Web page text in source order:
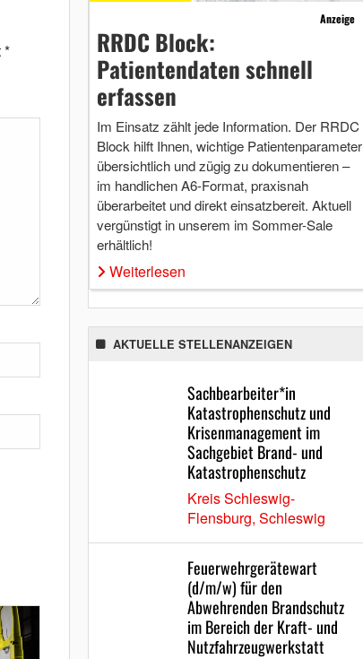
*
Anzeige
RRDC Block:
Patientendaten schnell
erfassen
Im Einsatz zählt jede Information. Der RRDC
Block hilft Ihnen, wichtige Patientenparameter
übersichtlich und zügig zu dokumentieren –
im handlichen A6-Format, praxisnah
überarbeitet und direkt einsatzbereit. Aktuell
vergünstigt in unserem im Sommer-Sale
erhältlich!
Weiterlesen
AKTUELLE STELLENANZEIGEN
Sachbearbeiter*in
Katastrophenschutz und
Krisenmanagement im
Sachgebiet Brand- und
Katastrophenschutz
Kreis Schleswig-
Flensburg, Schleswig
Feuerwehrgerätewart
(d/m/w) für den
Abwehrenden Brandschutz
im Bereich der Kraft- und
Nutzfahrzeugwerkstatt